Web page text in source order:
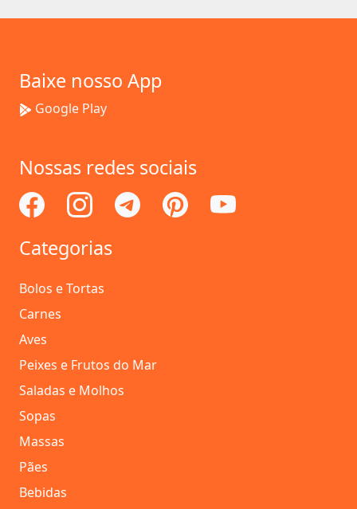
Baixe nosso App
Google Play
Nossas redes sociais
Categorias
Bolos e Tortas
Carnes
Aves
Peixes e Frutos do Mar
Saladas e Molhos
Sopas
Massas
Pães
Bebidas